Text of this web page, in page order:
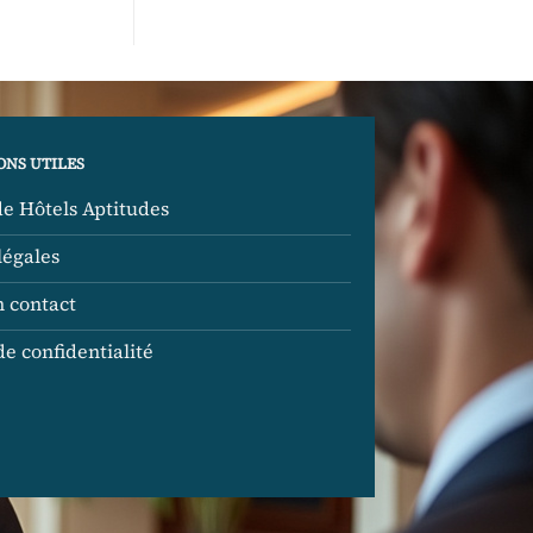
UTILES
Hôtels Aptitudes
contact
confidentialité